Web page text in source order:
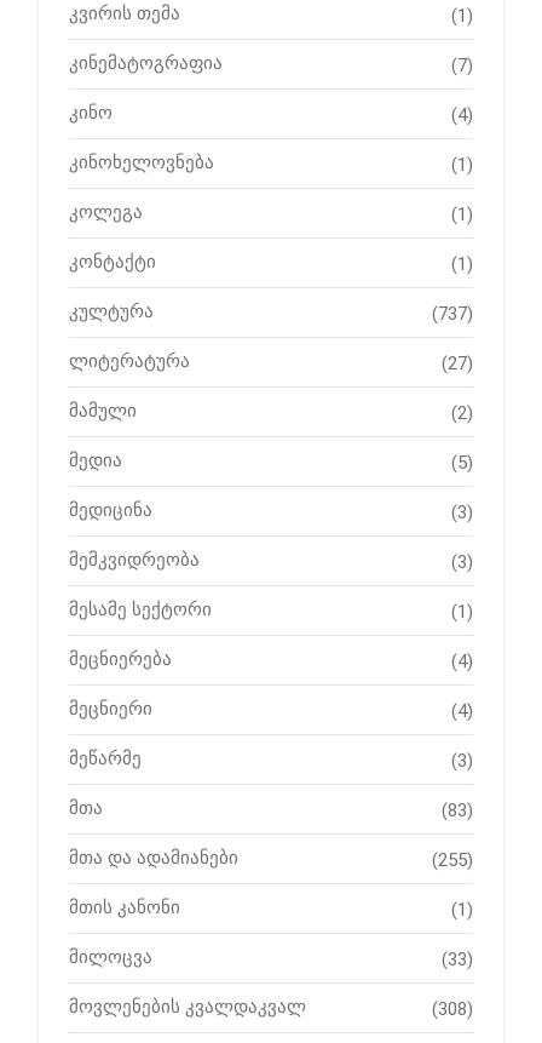
კვირის თემა (1)
კინემატოგრაფია (7)
კინო (4)
კინოხელოვნება (1)
კოლეგა (1)
კონტაქტი (1)
კულტურა (737)
ლიტერატურა (27)
მამული (2)
მედია (5)
მედიცინა (3)
მემკვიდრეობა (3)
მესამე სექტორი (1)
მეცნიერება (4)
მეცნიერი (4)
მეწარმე (3)
მთა (83)
მთა და ადამიანები (255)
მთის კანონი (1)
მილოცვა (33)
მოვლენების კვალდაკვალ (308)